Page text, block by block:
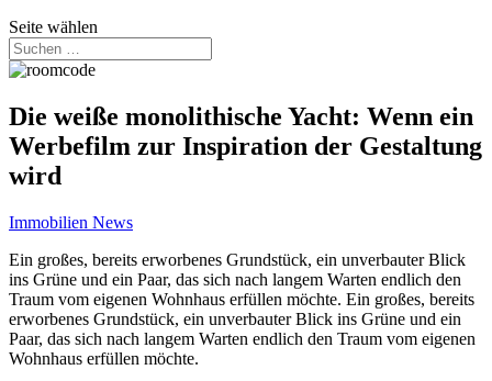
Seite wählen
Die weiße monolithische Yacht: Wenn ein
Werbefilm zur Inspiration der Gestaltung
wird
Immobilien News
Ein großes, bereits erworbenes Grundstück, ein unverbauter Blick
ins Grüne und ein Paar, das sich nach langem Warten endlich den
Traum vom eigenen Wohnhaus erfüllen möchte. Ein großes, bereits
erworbenes Grundstück, ein unverbauter Blick ins Grüne und ein
Paar, das sich nach langem Warten endlich den Traum vom eigenen
Wohnhaus erfüllen möchte.